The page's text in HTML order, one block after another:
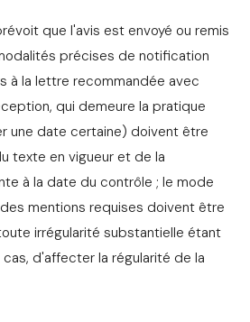
que l'avis est envoyé ou remis
précises de notification
à la lettre recommandée avec
qui demeure la pratique
une date certaine) doivent être
texte en vigueur et de la
à la date du contrôle ; le mode
mentions requises doivent être
irrégularité substantielle étant
d'affecter la régularité de la